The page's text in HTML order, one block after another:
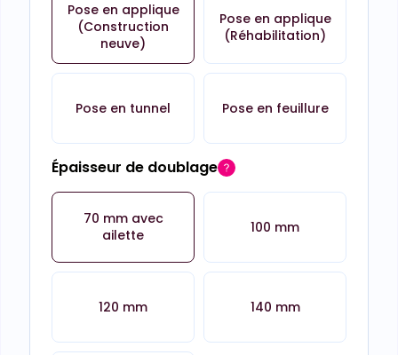
Pose en applique
(Construction
neuve)
Pose en applique
(Réhabilitation)
Pose en tunnel Pose en feuillure
Épaisseur de doublage
70 mm avec
ailette
100 mm
120 mm 140 mm